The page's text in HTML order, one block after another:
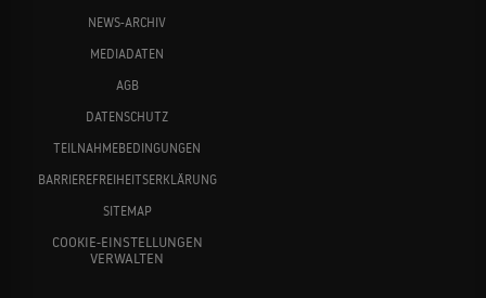
NEWS-ARCHIV
MEDIADATEN
AGB
DATENSCHUTZ
TEILNAHMEBEDINGUNGEN
BARRIEREFREIHEITSERKLÄRUNG
SITEMAP
COOKIE-EINSTELLUNGEN
VERWALTEN